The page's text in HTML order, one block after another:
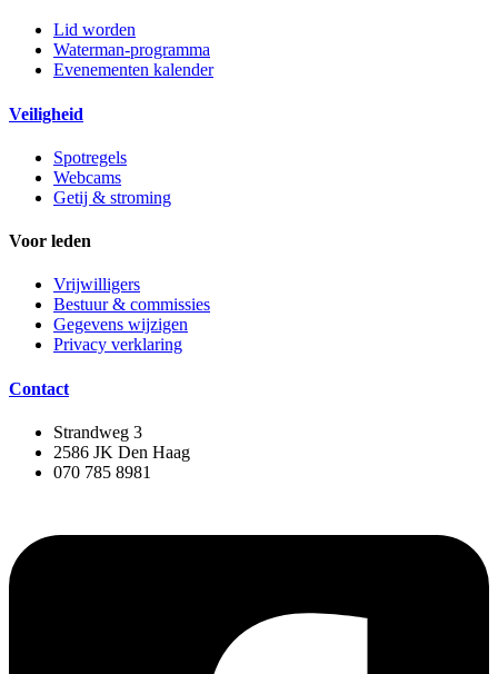
Lid worden
Waterman-programma
Evenementen kalender
Veiligheid
Spotregels
Webcams
Getij & stroming
Voor leden
Vrijwilligers
Bestuur & commissies
Gegevens wijzigen
Privacy verklaring
Contact
Strandweg 3
2586 JK Den Haag
070 785 8981